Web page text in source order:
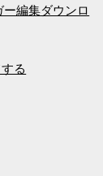
編集ダウンロ
る